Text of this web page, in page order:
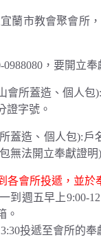
蘭市教會聚會所
，要開立
所蓋造、個人包
證字號。
造、個人包):戶
無法開立奉獻證明)
會所投遞，並於
到週五早上9:00-
。
投遞至會所的奉